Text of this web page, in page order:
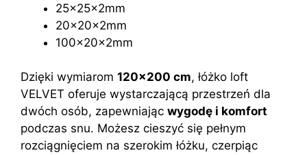
25x25x2mm
20x20x2mm
100x20x2mm
Dzięki wymiarom 120×200 cm, łóżko loft
VELVET oferuje wystarczającą przestrzeń dla
dwóch osób, zapewniając wygodę i komfort
podczas snu. Możesz cieszyć się pełnym
rozciągnięciem na szerokim łóżku, czerpiąc